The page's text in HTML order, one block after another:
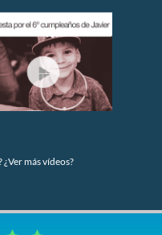
más vídeos?